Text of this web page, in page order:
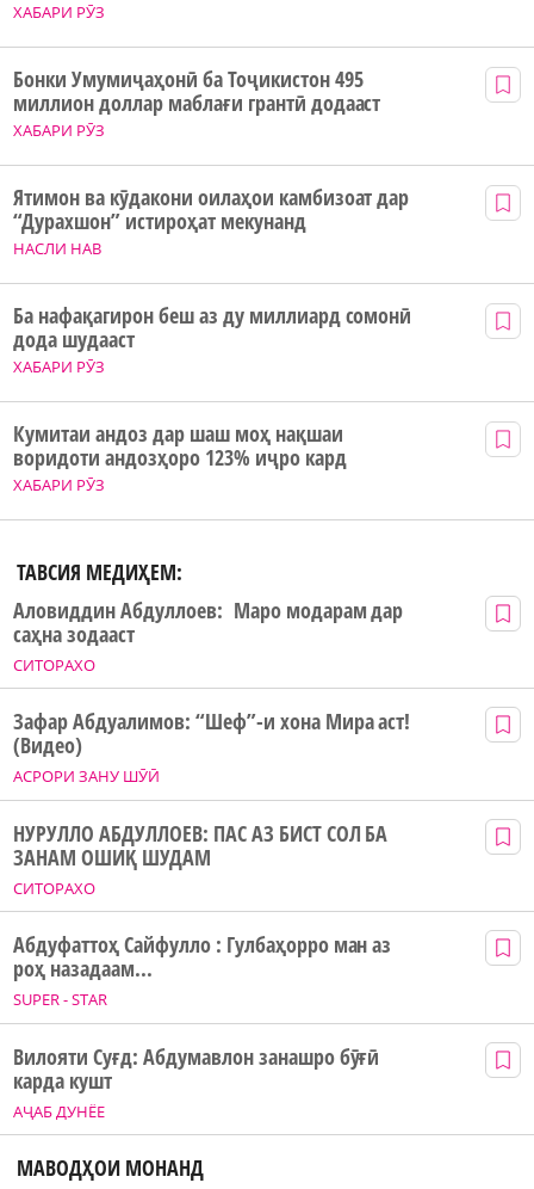
ХАБАРИ РӮЗ
ХАБАРИ РӮЗ
Бонки Умумиҷаҳонӣ ба Тоҷикистон 495
миллион доллар маблағи грантӣ додааст
НАСЛИ НАВ
Ятимон ва кӯдакони оилаҳои камбизоат дар
“Дурахшон” истироҳат мекунанд
ХАБАРИ РӮЗ
Ба нафақагирон беш аз ду миллиард сомонӣ
дода шудааст
ХАБАРИ РӮЗ
Кумитаи андоз дар шаш моҳ нақшаи
воридоти андозҳоро 123% иҷро кард
ТАВСИЯ МЕДИҲЕМ:
СИТОРАХО
Аловиддин Абдуллоев: Маро модарам дар
саҳна зодааст
АСРОРИ ЗАНУ ШӮӢ
Зафар Абдуалимов: “Шеф”-и хона Мира аст!
(Видео)
СИТОРАХО
НУРУЛЛО АБДУЛЛОЕВ: ПАС АЗ БИСТ СОЛ БА
ЗАНАМ ОШИҚ ШУДАМ
SUPER - STAR
Абдуфаттоҳ Сайфулло : Гулбаҳорро ман аз
роҳ назадаам...
АҶАБ ДУНЁЕ
Вилояти Суғд: Абдумавлон занашро бӯғӣ
карда кушт
МАВОДҲОИ МОНАНД